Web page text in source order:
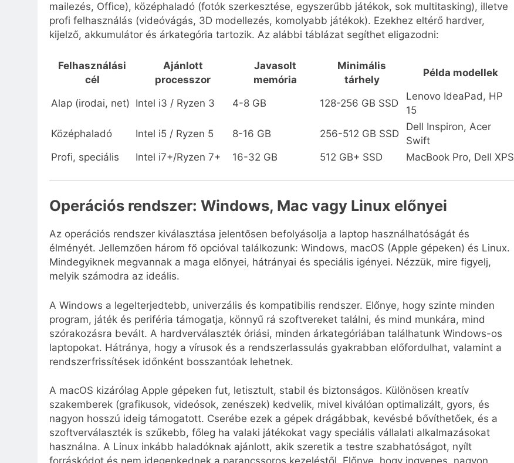
mailezés, Office), középhaladó (fotók szerkesztése, egyszerűbb játékok, sok multitasking), illetve
profi felhasználás (videóvágás, 3D modellezés, komolyabb játékok). Ezekhez eltérő hardver,
kijelző, akkumulátor és árkategória tartozik. Az alábbi táblázat segíthet eligazodni:
Felhasználási
cél
Ajánlott
processzor
Javasolt
memória
Minimális
tárhely
Példa modellek
Alap (irodai, net) Intel i3 / Ryzen 3 4-8 GB 128-256 GB SSD
Lenovo IdeaPad, HP
15
Középhaladó
Intel i5 / Ryzen 5 8-16 GB 256-512 GB SSD
Dell Inspiron, Acer
Swift
Profi, speciális
Intel i7+/Ryzen 7+ 16-32 GB 512 GB+ SSD MacBook Pro, Dell XPS
Operációs rendszer: Windows, Mac vagy Linux előnyei
Az operációs rendszer kiválasztása jelentősen befolyásolja a laptop használhatóságát és
élményét. Jellemzően három fő opcióval találkozunk: Windows, macOS (Apple gépeken) és Linux.
Mindegyiknek megvannak a maga előnyei, hátrányai és speciális igényei. Nézzük, mire figyelj,
melyik számodra az ideális.
A Windows a legelterjedtebb, univerzális és kompatibilis rendszer. Előnye, hogy szinte minden
program, játék és periféria támogatja, könnyű rá szoftvereket találni, és mind munkára, mind
szórakozásra bevált. A hardverválaszték óriási, minden árkategóriában találhatunk Windows-os
laptopokat. Hátránya, hogy a vírusok és a rendszerlassulás gyakrabban előfordulhat, valamint a
rendszerfrissítések időnként bosszantóak lehetnek.
A macOS kizárólag Apple gépeken fut, letisztult, stabil és biztonságos. Különösen kreatív
szakemberek (grafikusok, videósok, zenészek) kedvelik, mivel kiválóan optimalizált, gyors, és
nagyon hosszú ideig támogatott. Cserébe ezek a gépek drágábbak, kevésbé bővíthetőek, és a
szoftverválaszték is szűkebb, főleg ha valaki játékokat vagy speciális vállalati alkalmazásokat
használna. A Linux inkább haladóknak ajánlott, akik szeretik a testre szabhatóságot, nyílt